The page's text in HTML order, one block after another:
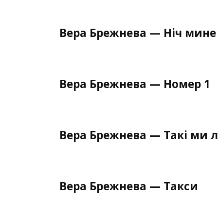
Вера Брежнева — Ніч мине
Вера Брежнева — Номер 1
Вера Брежнева — Такi ми
Вера Брежнева — Такси